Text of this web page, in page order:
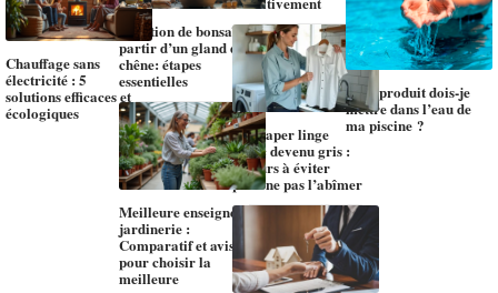
Chauffage sans
électricité : 5
solutions efficaces et
écologiques
Création de bonsaï à
partir d’un gland de
chêne: étapes
essentielles
Meilleure enseigne
jardinerie :
Comparatif et avis
pour choisir la
meilleure
Rattraper linge
blanc devenu gris :
erreurs à éviter
pour ne pas l’abîmer
Quel produit dois-je
mettre dans l’eau de
ma piscine ?